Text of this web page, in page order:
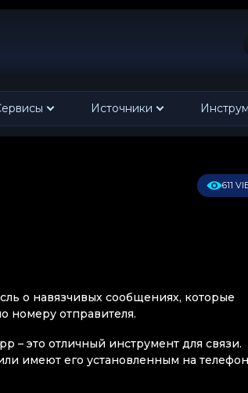
Источники
611
о навязчивых сообщениях, которые
номеру отправителя.
– это отличный инструмент для связи.
имеют его установленным на